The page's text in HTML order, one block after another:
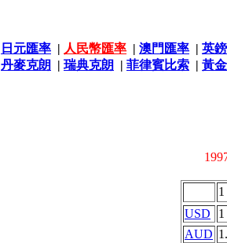
日元匯率 | 人民幣匯率 | 澳門匯率 | 英
丹麥克朗 | 瑞典克朗 | 菲律賓比索 | 黃
1
USD
1
AUD